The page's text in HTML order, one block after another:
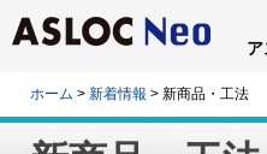
ホーム > 新着情報 > 新商品・工法